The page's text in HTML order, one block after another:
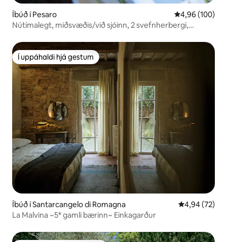
Íbúð í Pesaro 4,96 af 5 í
4,96 (100)
Nútímalegt, miðsvæðis/við sjóinn, 2 svefnherbergi,
Í uppáhaldi hjá gestum
Í uppáhaldi hjá gestum
Íbúð í Santarcangelo di Romagna 4,94 af 5 í
4,94 (72)
La Malvina ~5* gamli bærinn~ Einkagarður